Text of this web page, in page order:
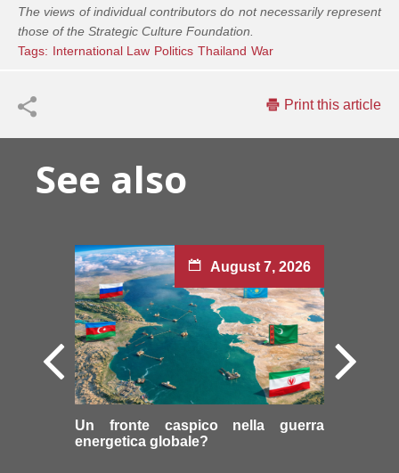
The views of individual contributors do not necessarily represent
those of the Strategic Culture Foundation.
Tags: International Law Politics Thailand War
Print this article
See also
August 7, 2026
Un fronte caspico nella guerra
energetica globale?